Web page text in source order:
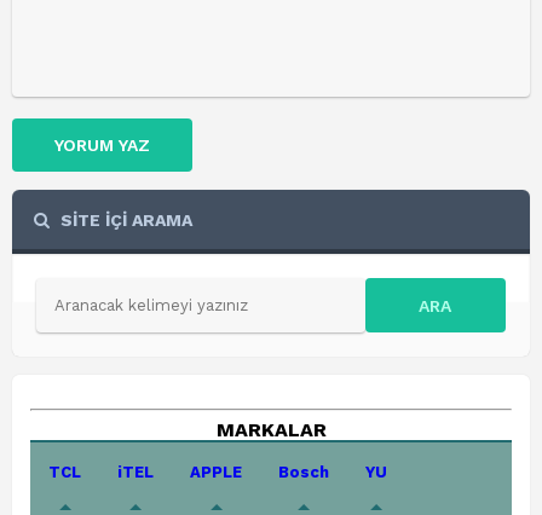
YORUM YAZ
SİTE İÇİ ARAMA
ARA
MARKALAR
TCL iTEL APPLE Bosch YU